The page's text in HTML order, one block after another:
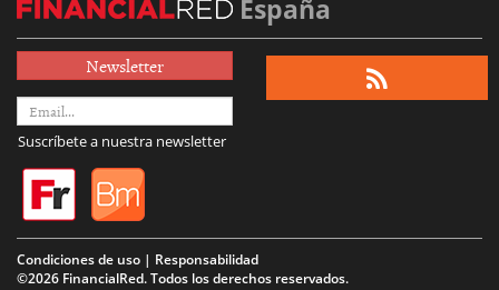
España
Newsletter
Suscríbete a nuestra newsletter
Condiciones de uso | Responsabilidad
©2026 FinancialRed. Todos los derechos reservados.